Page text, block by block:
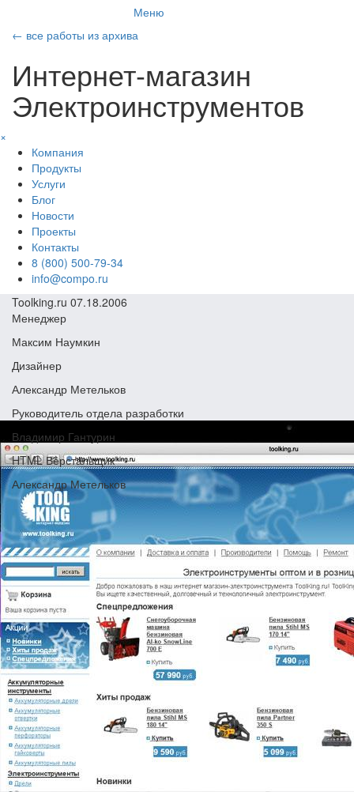
Меню
← все работы из архива
Интернет-магазин
Электроинструментов
×
Компания
Продукты
Услуги
Блог
Новости
Проекты
Контакты
8 (800) 500-79-34
info@compo.ru
Toolking.ru 07.18.2006
Менеджер
Максим Наумкин
Дизайнер
Александр Метельков
Руководитель отдела разработки
Владимир Гантурин
HTML Верстальщик
Александр Метельков